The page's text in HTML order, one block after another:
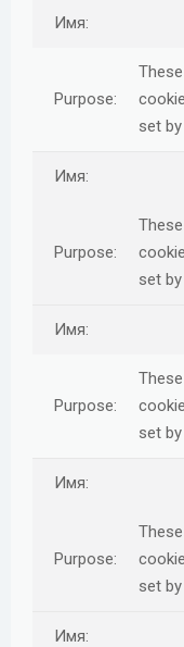
These
set by
These
set by
These
set by
These
set by